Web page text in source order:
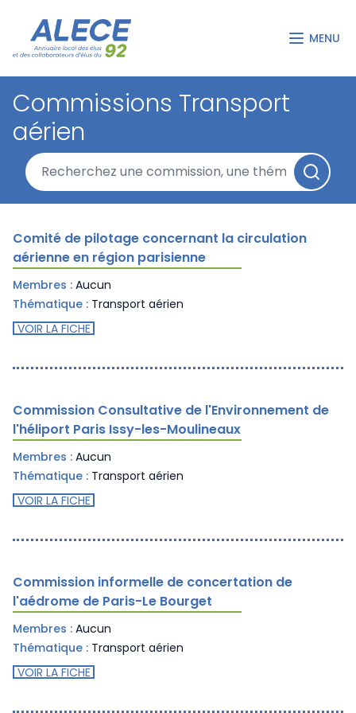
MENU
Commissions Transport
aérien
Comité de pilotage concernant la circulation
aérienne en région parisienne
Membres : Aucun
Thématique : Transport aérien
VOIR LA FICHE
Commission Consultative de l'Environnement de
l'héliport Paris Issy-les-Moulineaux
Membres : Aucun
Thématique : Transport aérien
VOIR LA FICHE
Commission informelle de concertation de
l'aédrome de Paris-Le Bourget
Membres : Aucun
Thématique : Transport aérien
VOIR LA FICHE